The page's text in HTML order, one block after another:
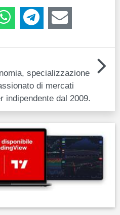
specializzazione
di mercati
indipendente dal 2009.